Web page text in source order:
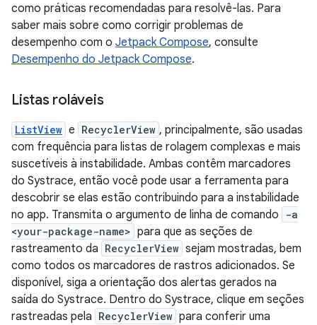
como práticas recomendadas para resolvê-las. Para
saber mais sobre como corrigir problemas de
desempenho com o Jetpack Compose, consulte
Desempenho do Jetpack Compose.
Listas roláveis
ListView e RecyclerView , principalmente, são usadas
com frequência para listas de rolagem complexas e mais
suscetíveis à instabilidade. Ambas contêm marcadores
do Systrace, então você pode usar a ferramenta para
descobrir se elas estão contribuindo para a instabilidade
no app. Transmita o argumento de linha de comando
-a
<your-package-name> para que as seções de
rastreamento da RecyclerView sejam mostradas, bem
como todos os marcadores de rastros adicionados. Se
disponível, siga a orientação dos alertas gerados na
saída do Systrace. Dentro do Systrace, clique em seções
rastreadas pela RecyclerView para conferir uma